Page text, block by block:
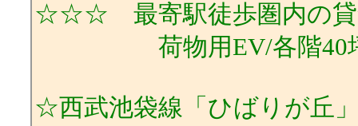
☆☆☆ 最寄駅徒歩圏内
荷物用EV/各階40
☆西武池袋線「ひばりが丘